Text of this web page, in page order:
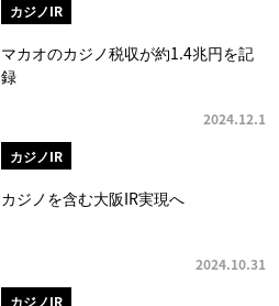
カジノIR
2024.12.1
マカオのカジノ税収が約1.4兆円を記
録
カジノIR
2024.10.31
カジノを含む大阪IR実現へ
カジノIR